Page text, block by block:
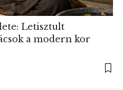
Letisztult
a modern kor